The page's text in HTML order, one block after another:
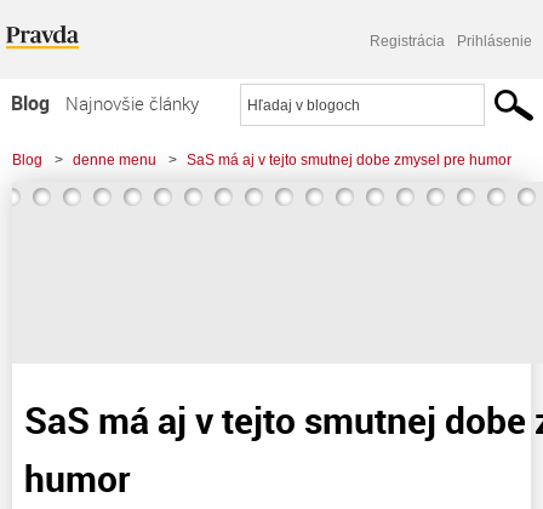
Registrácia Prihlásenie
Blog
Najnovšie články
Najčítanejšie články
Najkomentovanejšie články
Blog > denne menu > SaS má aj v tejto smutnej dobe zmysel pre humor
SaS má aj v tejto smutnej dobe
humor